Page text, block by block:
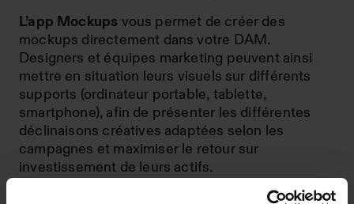
L’app Mockups vous permet de créer des
mockups directement dans votre DAM.
Designers et équipes marketing peuvent ainsi
mettre en situation leurs visuels sur différents
supports (ordinateur portable, tablette,
smartphone), afin de présenter les différentes
déclinaisons créatives adaptées selon les
campagnes et maximiser le retour sur
investissement de leurs actifs.